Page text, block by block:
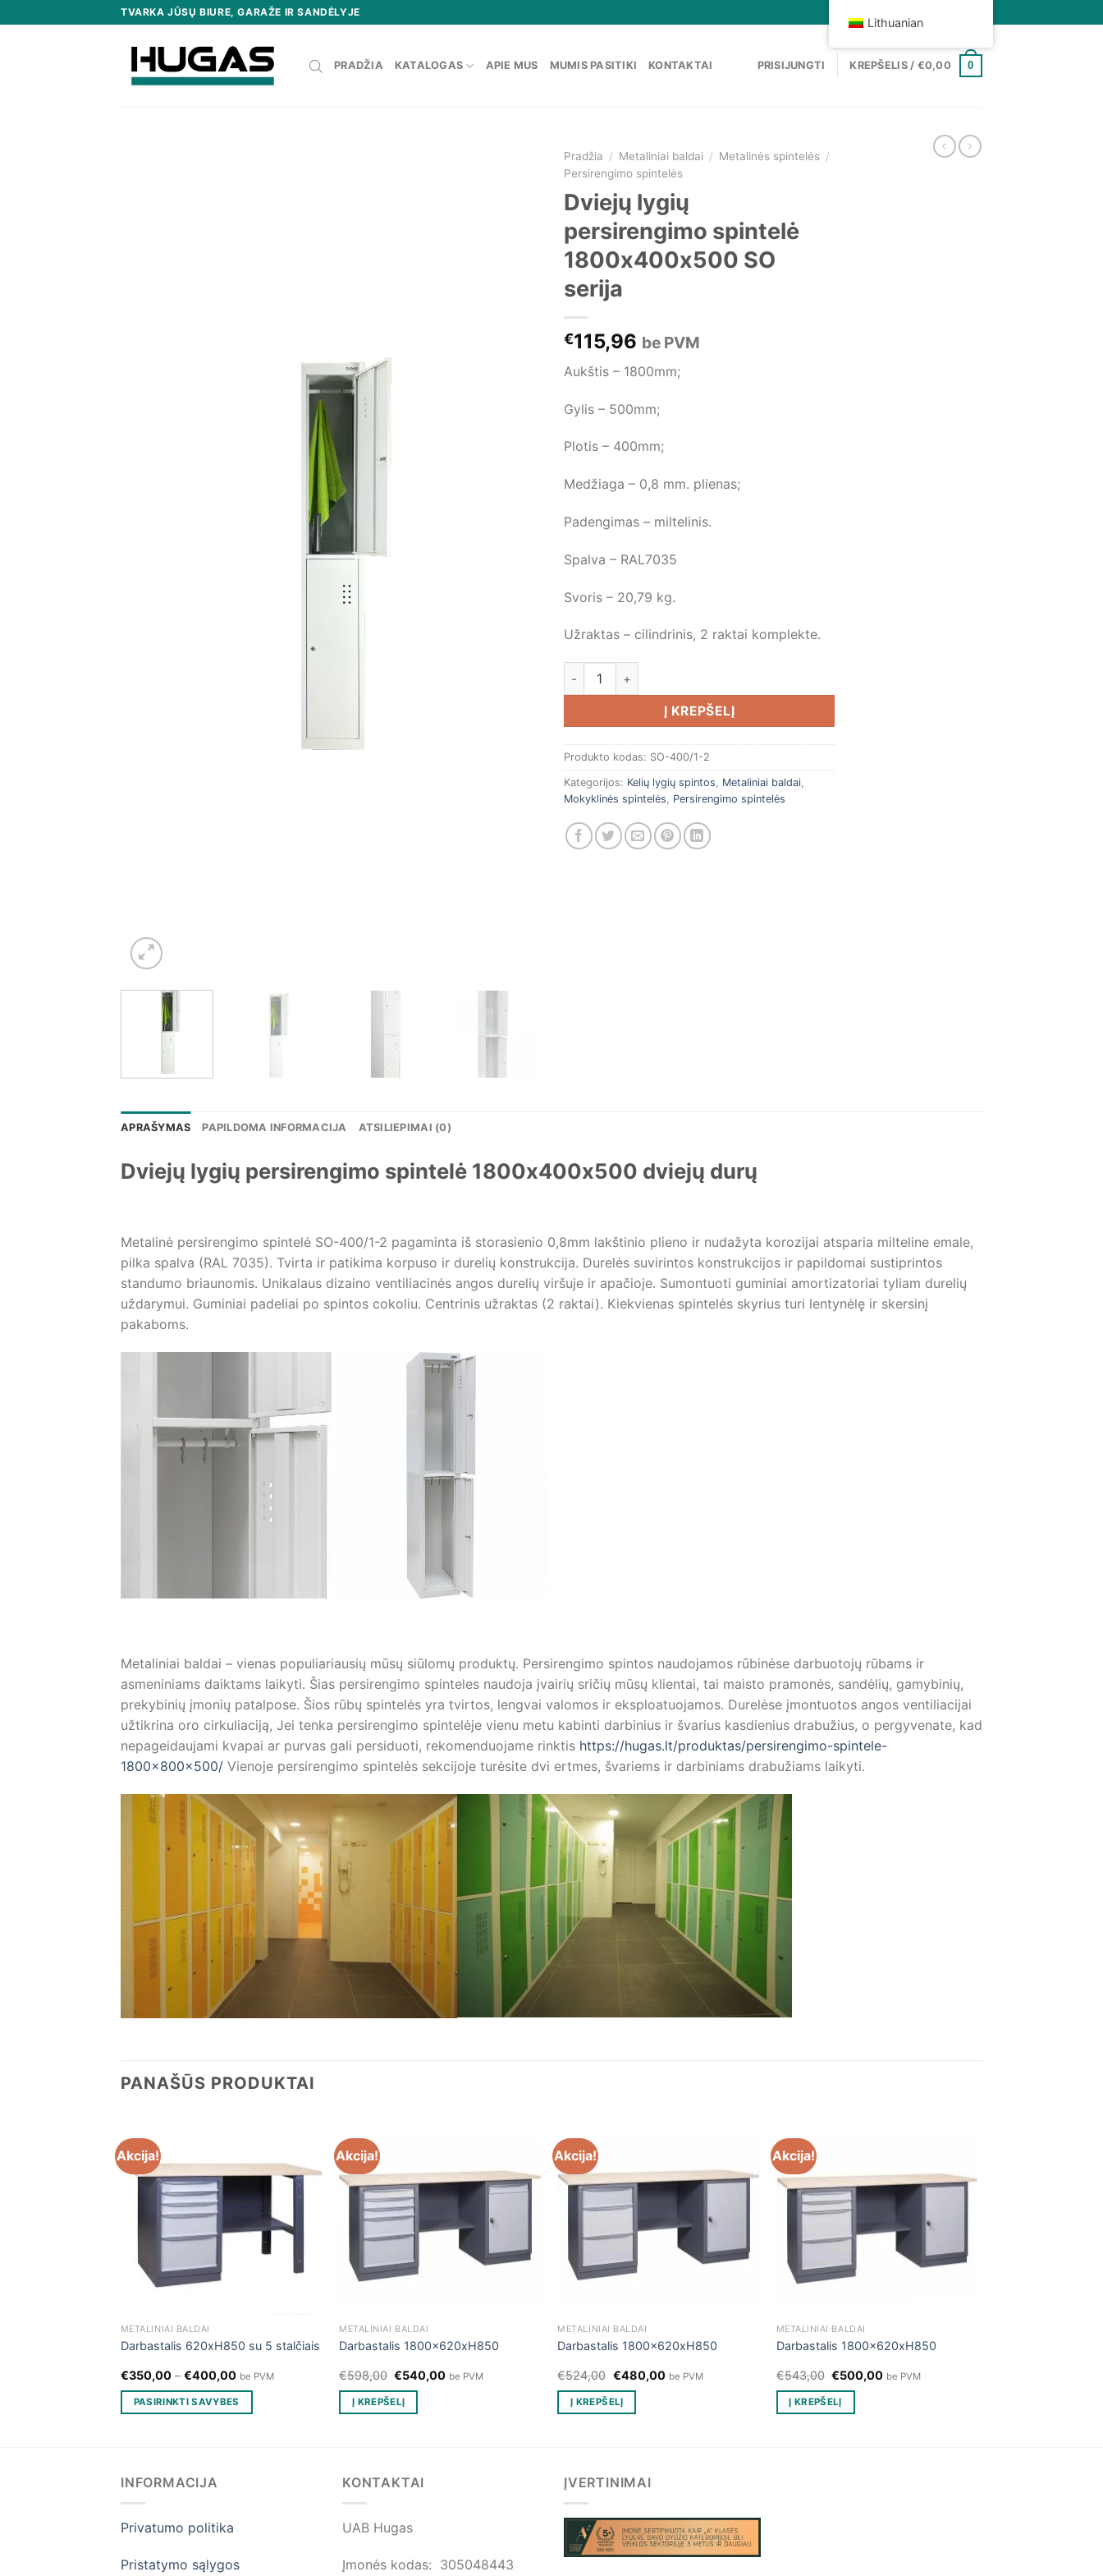
to
TVARKA JŪSŲ BIURE, GARAŽE IR SANDĖLYJE
PRADŽIA KATALOGAS APIE MUS MUMIS PASITIKI KONTAKTAI PRISIJUNGTI KREPŠELIS / €0,00 0
Pradžia / Metaliniai baldai / Metalinės spintelės /
Persirengimo spintelės
Dviejų lygių
persirengimo spintelė
1800x400x500 SO
serija
€115,96 be PVM
Aukštis – 1800mm;
Gylis – 500mm;
Plotis – 400mm;
Medžiaga – 0,8 mm. plienas;
Padengimas – miltelinis.
Spalva – RAL7035
Svoris – 20,79 kg.
Užraktas – cilindrinis, 2 raktai komplekte.
produkto kiekis: Dviejų lygių persirengimo spintelė 1800x400x500 SO serija
Į KREPŠELĮ
Produkto kodas: SO-400/1-2
Kategorijos: Kelių lygių spintos, Metaliniai baldai,
Mokyklinės spintelės, Persirengimo spintelės
APRAŠYMAS PAPILDOMA INFORMACIJA ATSILIEPIMAI (0)
Dviejų lygių persirengimo spintelė 1800x400x500 dviejų durų
Metalinė persirengimo spintelė SO-400/1-2 pagaminta iš storasienio 0,8mm lakštinio plieno ir nudažyta korozijai atsparia milteline emale,
pilka spalva (RAL 7035). Tvirta ir patikima korpuso ir durelių konstrukcija. Durelės suvirintos konstrukcijos ir papildomai sustiprintos
standumo briaunomis. Unikalaus dizaino ventiliacinės angos durelių viršuje ir apačioje. Sumontuoti guminiai amortizatoriai tyliam durelių
uždarymui. Guminiai padeliai po spintos cokoliu. Centrinis užraktas (2 raktai). Kiekvienas spintelės skyrius turi lentynėlę ir skersinį
pakaboms.
Metaliniai baldai – vienas populiariausių mūsų siūlomų produktų. Persirengimo spintos naudojamos rūbinėse darbuotojų rūbams ir
asmeniniams daiktams laikyti. Šias persirengimo spinteles naudoja įvairių sričių mūsų klientai, tai maisto pramonės, sandėlių, gamybinių,
prekybinių įmonių patalpose. Šios rūbų spintelės yra tvirtos, lengvai valomos ir eksploatuojamos. Durelėse įmontuotos angos ventiliacijai
užtikrina oro cirkuliaciją, Jei tenka persirengimo spintelėje vienu metu kabinti darbinius ir švarius kasdienius drabužius, o pergyvenate, kad
nepageidaujami kvapai ar purvas gali persiduoti, rekomenduojame rinktis https://hugas.lt/produktas/persirengimo-spintele-
1800x800x500/ Vienoje persirengimo spintelės sekcijoje turėsite dvi ertmes, švariems ir darbiniams drabužiams laikyti.
PANAŠŪS PRODUKTAI
Akcija!
METALINIAI BALDAI
Darbastalis 620xH850 su 5 stalčiais
€350,00–€400,00 be PVM
PASIRINKTI SAVYBES
multiple
options
Akcija!
METALINIAI BALDAI
Darbastalis 1800x620xH850
€598,00 Original
was:
€598,00.
€540,00Current
be PVM
Į KREPŠELĮ
Akcija!
METALINIAI BALDAI
Darbastalis 1800x620xH850
€524,00 Original
was:
€524,00.
€480,00Current
be PVM
Į KREPŠELĮ
Akcija!
METALINIAI BALDAI
Darbastalis 1800x620xH850
€543,00 Original
was:
€543,00.
€500,00Current
be PVM
Į KREPŠELĮ
INFORMACIJA
Privatumo politika
Pristatymo sąlygos
KONTAKTAI
UAB Hugas
Įmonės kodas: 305048443
ĮVERTINIMAI
Lithuanian